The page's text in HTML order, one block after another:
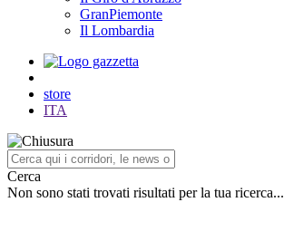
GranPiemonte
Il Lombardia
store
ITA
Cerca
Non sono stati trovati risultati per la tua ricerca...